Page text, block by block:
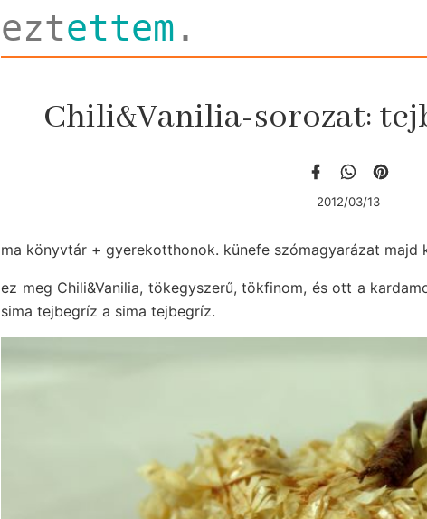
eztettem .
Chili&Vanilia-sorozat:
2012/03/13
ma könyvtár + gyerekotthonok. künefe szómagyarázat majd
ez meg Chili&Vanilia, tökegyszerű, tökfinom, és ott a
sima tejbegríz a sima tejbegríz.